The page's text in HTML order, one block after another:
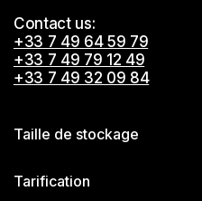
Contact us:
+33 7 49 64 59 79
+33 7 49 79 12 49
+33 7 49 32 09 84
Taille de stockage
Tarification